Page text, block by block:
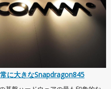
に大きなSnapdragon845